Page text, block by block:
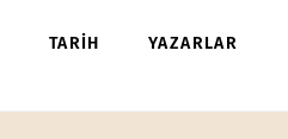
TARİH YAZARLAR